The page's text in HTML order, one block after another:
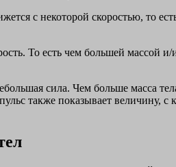
с некоторой скоростью, то
То есть чем большей массой
сила. Чем больше масса
также показывает величину,